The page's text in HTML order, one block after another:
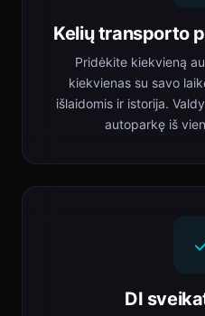
Kelių transporto
Pridėkite kiekvieną
kiekvienas su savo
išlaidomis ir istorija.
autoparkę iš
DI